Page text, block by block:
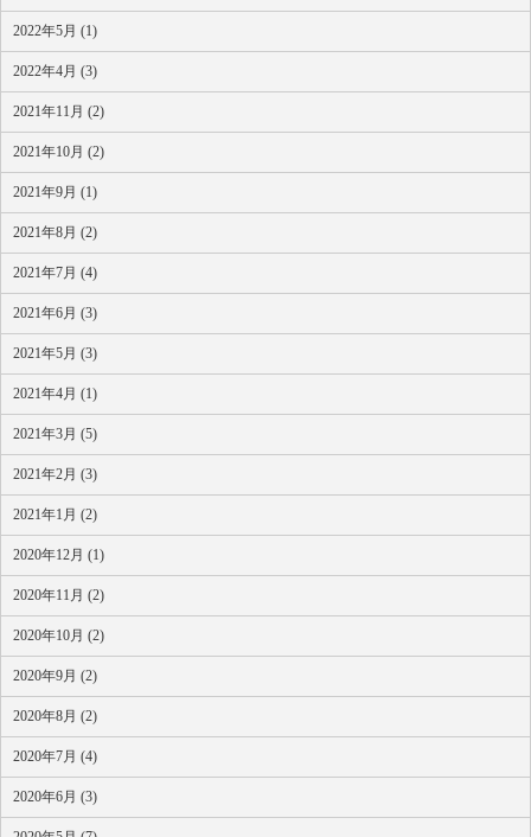
2022年5月 (1)
2022年4月 (3)
2021年11月 (2)
2021年10月 (2)
2021年9月 (1)
2021年8月 (2)
2021年7月 (4)
2021年6月 (3)
2021年5月 (3)
2021年4月 (1)
2021年3月 (5)
2021年2月 (3)
2021年1月 (2)
2020年12月 (1)
2020年11月 (2)
2020年10月 (2)
2020年9月 (2)
2020年8月 (2)
2020年7月 (4)
2020年6月 (3)